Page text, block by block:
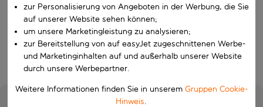
Suchen
zur Personalisierung von Angeboten in der Werbung, die Sie
auf unserer Website sehen können;
um unsere Marketingleistung zu analysieren;
zur Bereitstellung von auf easyJet zugeschnittenen Werbe-
und Marketinginhalten auf und außerhalb unserer Website
durch unsere Werbepartner.
Weitere Informationen finden Sie in unserem Gruppen Cookie-
Hinweis.